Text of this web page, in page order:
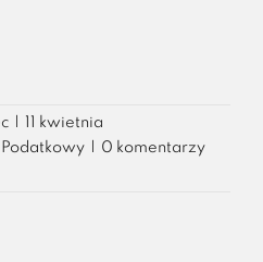
11 kwietnia
0 komentarzy